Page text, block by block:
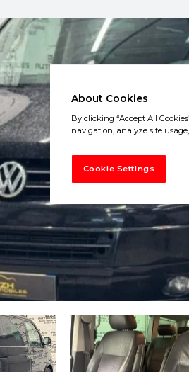
About Cookies
By clicking “Accept All
navigation, analyze site
Cookie Settings